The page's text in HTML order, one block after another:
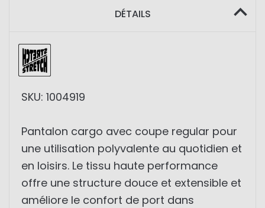
DÉTAILS
SKU: 1004919
Pantalon cargo avec coupe regular pour
une utilisation polyvalente au quotidien et
en loisirs. Le tissu haute performance
offre une structure douce et extensible et
améliore le confort de port dans